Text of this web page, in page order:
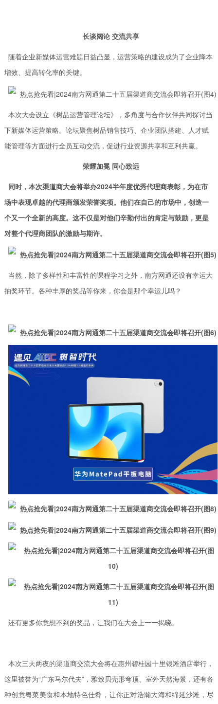
长谈阔论 交流共享
随着企业新媒体运营难题日益凸显，运营策略的建设成为了企业降本
增效、提高转化率的关键。
本次大会设立《树品运营管理论坛》，多角度与合作伙伴共同探讨当
下新媒体运营策略。论坛聚焦树品销售技巧、企业团队搭建、人才赋
能管理等方面进行全员互动交流，促进行业资源共享和互利共赢。
荣耀加冕 同心致远
同时， 本次渠道商大会将举办2024半年度优秀代理商表彰，为在市
场中表现卓越的代理商颁发荣誉奖项。 他们在自己的市场中，创造一
个又一个全新的高度。这不仅是对他们辛勤付出的肯定与鼓励，更是
对整个代理商团队的激励与期许。
当然，除了多样性和丰富性的课程学习之外，南方网通还设有幸运大
抽奖环节。各种丰厚的奖品等你来，你会是那个幸运儿吗？
还有更多你意想不到的奖品，让我们在大会上一一揭晓。
本次三天两夜的渠道商交流大会将在惠州碧桂园十里银滩酒店举行，
这里被誉为“广东马尔代夫”，雅致贝壳形穹顶、室外天然海景，还有各
种创意粤菜美食和本地特色佳肴，让你正对浩瀚大海和绵延沙滩，尽